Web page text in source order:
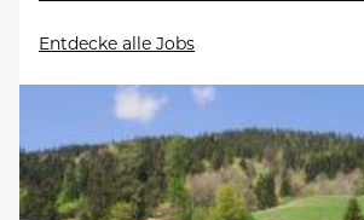
Entdecke alle Jobs